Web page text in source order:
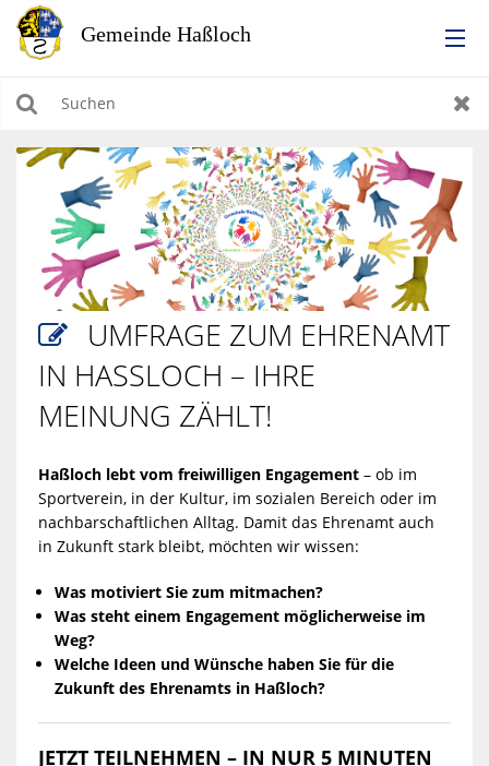
RATHAUS
LEBEN IN HASSLOCH
BILDUNG & KULTUR
WIRTSCHAFTEN, BAUEN, WOHNEN & UMWELT
TOURISMUS
Suchen

UMFRAGE ZUM EHRENAMT
IN HASSLOCH – IHRE M
EINUNG ZÄHLT!
Haßloch lebt vom freiwilligen Engagement– ob im
Sportverein, in der Kultur, im sozialen Bereich oder im
nachbarschaftlichen Alltag. Damit das Ehrenamt auch
in Zukunft stark bleibt, möchten wir wissen:
Was motiviert Sie zum mitmachen?
Was steht einem Engagement möglicherweise im
Weg?
Welche Ideen und Wünsche haben Sie für die
Zukunft des Ehrenamts in Haßloch?
JETZT TEILNEHMEN – IN NUR 5 MINUTEN